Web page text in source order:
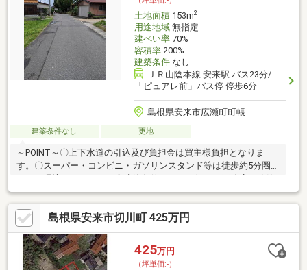
土地面積153m2
用途地域無指定
建ぺい率70%
容積率200%
建築条件なし
ＪＲ山陰本線 安来駅 バス23分/
「ピュアレ前」バス停 停歩6分
島根県安来市広瀬町町帳
建築条件なし 更地
～POINT～〇上下水道の引込及び負担金は買主様負担となりま
す。〇スーパー・コンビニ・ガソリンスタンド等は徒歩約5分圏内
可能～◎当社提携先ご紹介では！ ローコスト住宅仕様 サ
ッシを樹脂アルミへなどランクアップ可能 住宅性能評価・耐
震等級3取得も可能 省令準耐火仕様（火災保険料軽減） 瓦
葺標準仕様・・・etc ＜周辺環境＞・広瀬小学校まで徒歩約22
分・広瀬中学校まで徒歩約32分■物件詳細や周辺環境■住宅ローン
やご売却■リフォームや新築・増築などお気軽にご相談ください♪
島根県安来市切川町 425万円
425万円
（坪単価:-）